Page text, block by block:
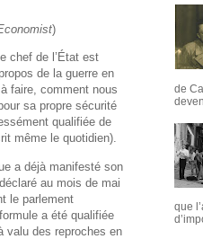
)
chef de l’État est
de la guerre en
faire, comment nous
sa propre sécurité
qualifiée de
même le quotidien).
a déjà manifesté son
déclaré au mois de mai
le parlement
a été qualifiée
valu des reproches en
de
que